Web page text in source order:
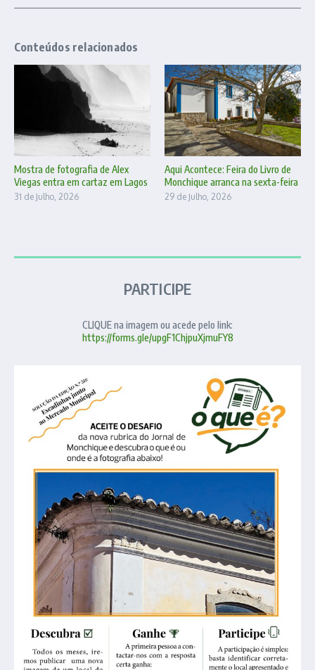
Conteúdos relacionados
Mostra de fotografia de Alex
Viegas entra em cartaz em Lagos
31 de Julho, 2026
Aqui Acontece: Feira do Livro de
Monchique arranca na sexta-feira
29 de Julho, 2026
PARTICIPE
CLIQUE na imagem ou acede pelo link:
https://forms.gle/upgF1ChjpuXjmuFY8